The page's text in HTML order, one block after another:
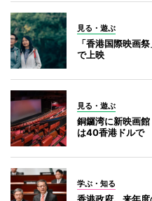
見る・遊ぶ
「香港国際映画
で上映
見る・遊ぶ
銅鑼湾に新映画
は40香港ドルで
学ぶ・知る
香港政府、来年